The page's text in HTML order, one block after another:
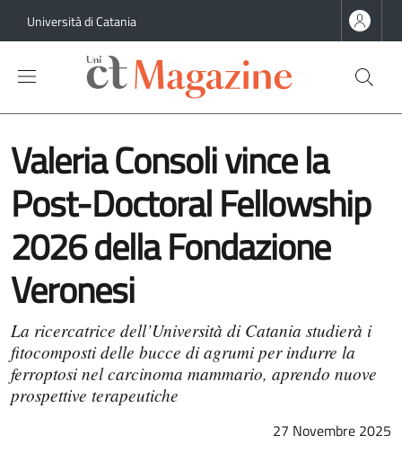
Università di Catania
Valeria Consoli vince la
Post-Doctoral Fellowship
2026 della Fondazione
Veronesi
La ricercatrice dell’Università di Catania studierà i
fitocomposti delle bucce di agrumi per indurre la
ferroptosi nel carcinoma mammario, aprendo nuove
prospettive terapeutiche
27 Novembre 2025